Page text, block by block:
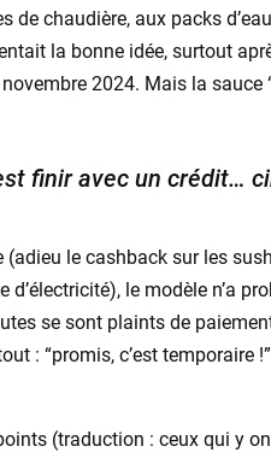
chaudière, aux packs
la bonne idée, surtout
2024. Mais la sauce
finir avec un crédit…
le cashback sur les
le modèle n’a
se sont plaints de
: “promis, c’est temporaire
(traduction : ceux qui y